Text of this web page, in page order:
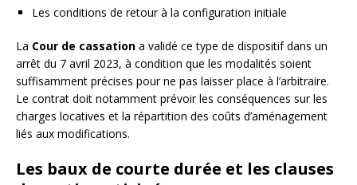
Les conditions de retour à la configuration initiale
La Cour de cassation a validé ce type de dispositif dans un
arrêt du 7 avril 2023, à condition que les modalités soient
suffisamment précises pour ne pas laisser place à l’arbitraire.
Le contrat doit notamment prévoir les conséquences sur les
charges locatives et la répartition des coûts d’aménagement
liés aux modifications.
Les baux de courte durée et les clauses